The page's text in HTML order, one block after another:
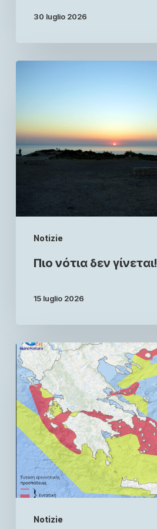
30 luglio 2026
Notizie
Πιο νότια δεν γίνεται!
15 luglio 2026
Notizie